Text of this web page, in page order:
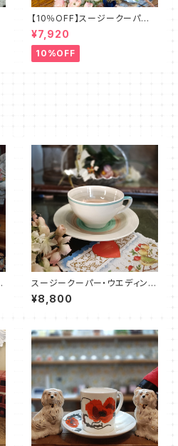
【10％OFF】スージークーパー・
フルーツモチーフ・プレート（スパ
イラル）SCFM0029
¥7,920
10%OFF
スージークーパー・ウエディング
リング・C&S（SCWR0073）
¥8,800